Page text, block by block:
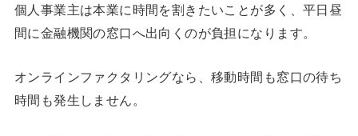
個人事業主は本業に時間を割きたいことが多く、平日昼
間に金融機関の窓口へ出向くのが負担になります。
オンラインファクタリングなら、移動時間も窓口の待ち
時間も発生しません。